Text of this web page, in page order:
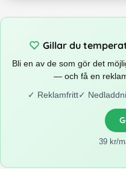
Gillar du
Bli en av de som gör det
— och få en
✓ Reklamfritt✓
39 kr/